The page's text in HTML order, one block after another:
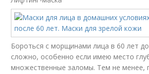
Бороться с морщинами лица в 60 лет
сложно, особенно если имею место
множественные заломы. Тем не менее,